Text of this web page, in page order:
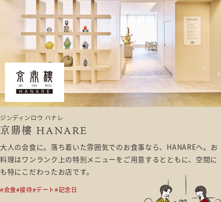
ジンディンロウ ハナレ
京鼎樓 HANARE
大人の会食に。落ち着いた雰囲気でのお食事なら、HANAREヘ。お
料理はワンランク上の特別メニューをご用意するとともに、空間に
も特にこだわったお店です。
#会食#接待#デート#記念日